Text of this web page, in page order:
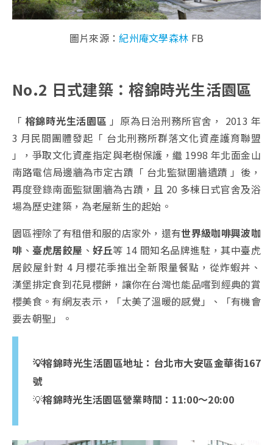
圖片來源：紀州庵文學森林 FB
No.2 日式建築：榕錦時光生活園區
「 榕錦時光生活園區 」原為日治刑務所官舍， 2013 年
3 月民間團體發起「 台北刑務所群落文化資產護育聯盟
」，爭取文化資產指定與老樹保護，繼 1998 年北面金山
南路電信局邊牆為市定古蹟「 台北監獄圍牆遺蹟 」後，
再度登錄南面監獄圍牆為古蹟，且 20 多棟日式官舍及浴
場為歷史建築，為老屋新生的起始。
園區裡除了有租借和服的店家外，還有世界級咖啡興波咖
啡 、 臺虎居餃屋 、好丘等 14 間知名品牌進駐，其中臺虎
居餃屋針對 4 月櫻花季推出全新限量餐點，從炸蝦丼、
漢堡排定食到花見櫻餅，讓你在台灣也能品嚐到經典的賞
櫻美食。有網友表示，「太美了溫暖的感覺」、「有機會
要去朝聖」。
💡榕錦時光生活園區地址：台北市大安區金華街167
號
💡榕錦時光生活園區營業時間：11:00～20:00